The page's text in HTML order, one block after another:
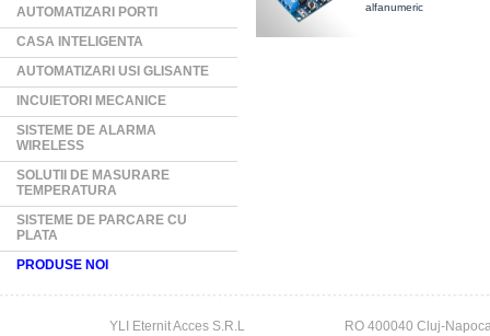
AUTOMATIZARI PORTI
CASA INTELIGENTA
AUTOMATIZARI USI GLISANTE
INCUIETORI MECANICE
SISTEME DE ALARMA
WIRELESS
SOLUTII DE MASURARE
TEMPERATURA
SISTEME DE PARCARE CU
PLATA
PRODUSE NOI
alfanumeric
YLI Eternit Acces S.R.L
RO 400040 Cluj-